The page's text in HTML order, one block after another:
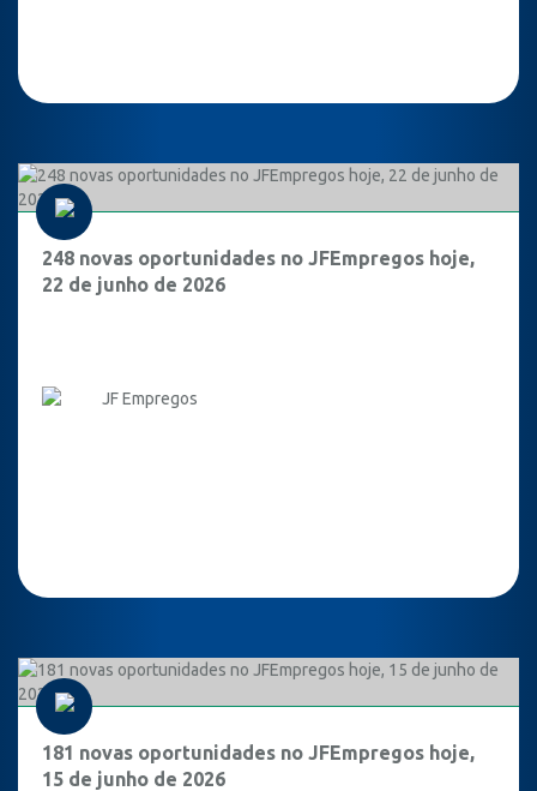
248 novas oportunidades no JFEmpregos hoje,
22 de junho de 2026
JF Empregos
181 novas oportunidades no JFEmpregos hoje,
15 de junho de 2026